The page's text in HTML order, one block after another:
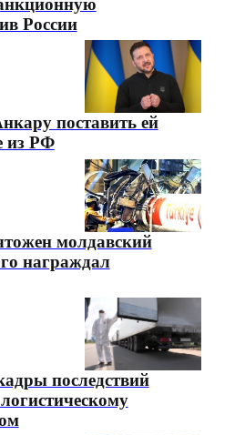
России
поставить ей
из РФ
молдавский
награждал
последствий